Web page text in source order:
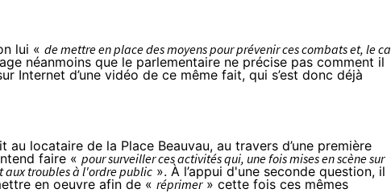
lui « de mettre en place des moyens pour prévenir ces combats et, le
néanmoins que le parlementaire ne précise pas comment il
Internet d’une vidéo de ce même fait, qui s’est donc déjà
locataire de la Place Beauvau, au travers d’une première
faire « pour surveiller ces activités qui, une fois mises en scène sur
aux troubles à l'ordre public ». À l’appui d'une seconde question, il
en oeuvre afin de « réprimer» cette fois ces mêmes